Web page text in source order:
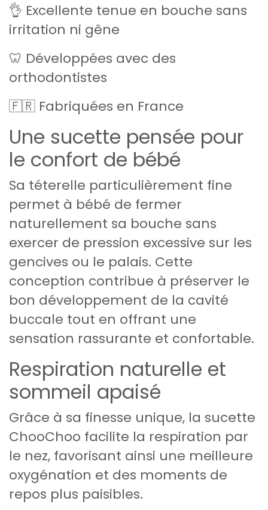
👌 Excellente tenue en bouche sans
irritation ni gêne
🦷 Développées avec des
orthodontistes
🇫🇷 Fabriquées en France
Une sucette pensée pour
le confort de bébé
Sa téterelle particulièrement fine
permet à bébé de fermer
naturellement sa bouche sans
exercer de pression excessive sur les
gencives ou le palais. Cette
conception contribue à préserver le
bon développement de la cavité
buccale tout en offrant une
sensation rassurante et confortable.
Respiration naturelle et
sommeil apaisé
Grâce à sa finesse unique, la sucette
ChooChoo facilite la respiration par
le nez, favorisant ainsi une meilleure
oxygénation et des moments de
repos plus paisibles.